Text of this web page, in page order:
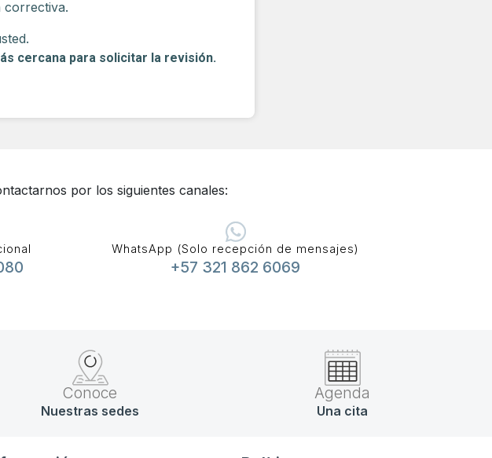
correctiva.
cercana para solicitar la revisión.
por los siguientes canales:
WhatsApp (Solo recepción de mensajes)
+57 321 862 6069
Conoce
Nuestras sedes
Agenda
Una cita